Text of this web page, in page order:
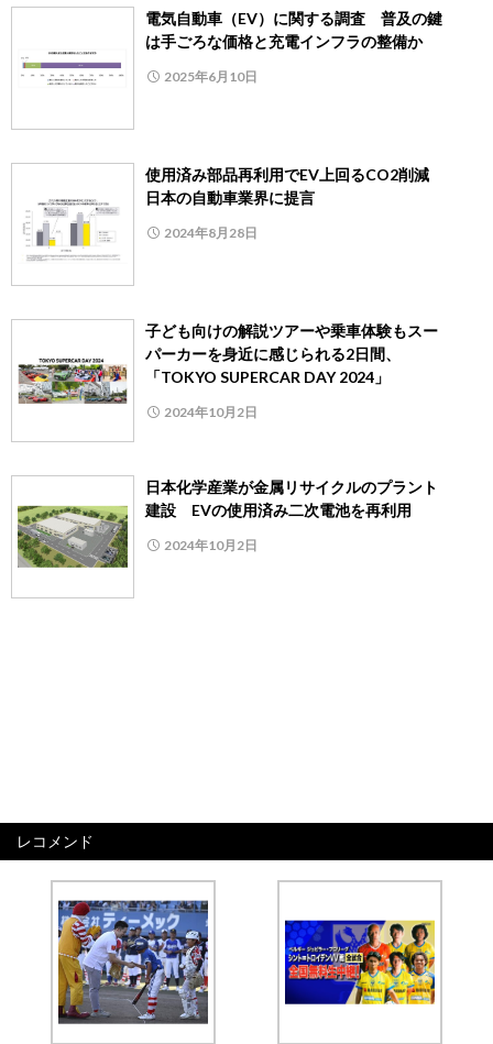
電気自動車（EV）に関する調査 普及の鍵
は手ごろな価格と充電インフラの整備か
2025年6月10日
使用済み部品再利用でEV上回るCO2削減
日本の自動車業界に提言
2024年8月28日
子ども向けの解説ツアーや乗車体験もスー
パーカーを身近に感じられる2日間、
「TOKYO SUPERCAR DAY 2024」
2024年10月2日
日本化学産業が金属リサイクルのプラント
建設 EVの使用済み二次電池を再利用
2024年10月2日
レコメンド